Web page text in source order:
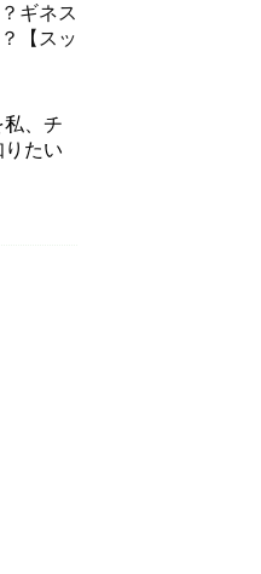
ギネス
【スッ
、チ
たい